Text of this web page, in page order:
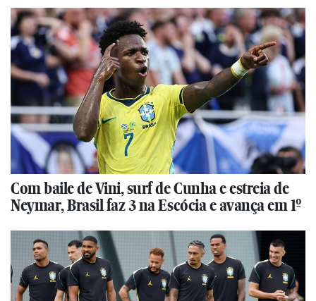
Com baile de Vini, surf de Cunha e estreia de
Neymar, Brasil faz 3 na Escócia e avança em 1º